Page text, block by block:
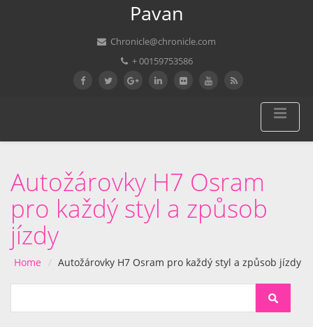
Pavan
Chronicle@chronicle.com
+ 00159753586
Autožárovky H7 Osram
pro každý styl a způsob
jízdy
Home Autožárovky H7 Osram pro každý styl a způsob jízdy